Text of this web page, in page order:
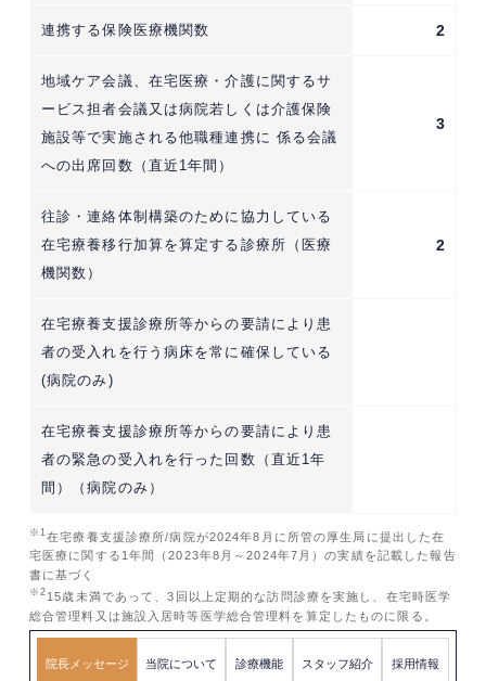
連携する保険医療機関数 2
地域ケア会議、在宅医療・介護に関するサ
ービス担者会議又は病院若しくは介護保険
施設等で実施される他職種連携に 係る会議
への出席回数（直近1年間）
3
往診・連絡体制構築のために協力している
在宅療養移行加算を算定する診療所（医療
機関数）
2
在宅療養支援診療所等からの要請により患
者の受入れを行う病床を常に確保している
(病院のみ)
在宅療養支援診療所等からの要請により患
者の緊急の受入れを行った回数（直近1年
間）（病院のみ）
※1 在宅療養支援診療所/病院が2024年8月に所管の厚生局に提出した在
宅医療に関する1年間（2023年8月～2024年7月）の実績を記載した報告
書に基づく
※2 15歳未満であって、3回以上定期的な訪問診療を実施し、在宅時医学
総合管理料又は施設入居時等医学総合管理料を算定したものに限る。
院長メッセージ 当院について 診療機能 スタッフ紹介 採用情報